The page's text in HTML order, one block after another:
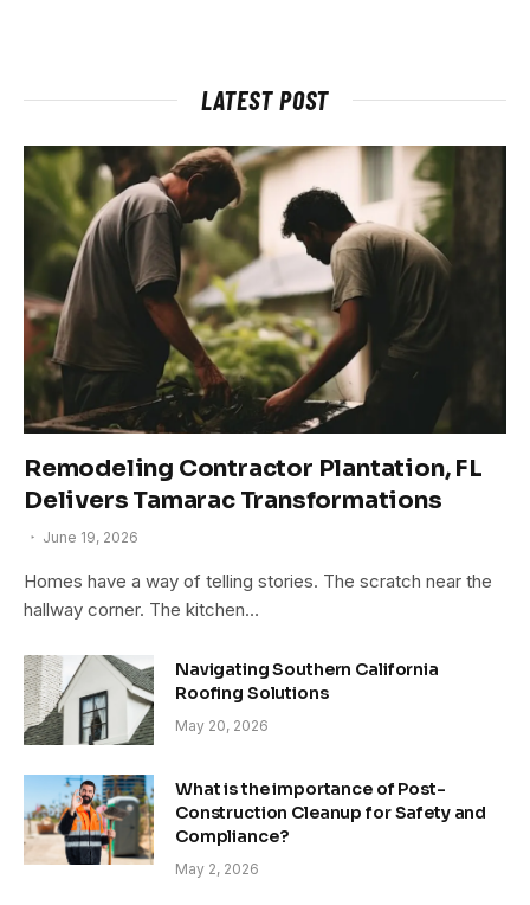
LATEST POST
Remodeling Contractor Plantation, FL
Delivers Tamarac Transformations
June 19, 2026
Homes have a way of telling stories. The scratch near the
hallway corner. The kitchen…
Navigating Southern California
Roofing Solutions
May 20, 2026
What is the importance of Post-
Construction Cleanup for Safety and
Compliance?
May 2, 2026